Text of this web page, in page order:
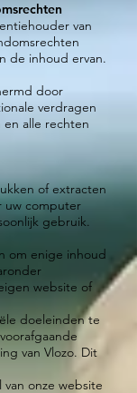
van
de inhoud ervan.
door
verdragen
en alle rechten
of extracten
uw computer
gebruik.
om enige inhoud
website of
doeleinden te
van Vlozo. Dit
onze website